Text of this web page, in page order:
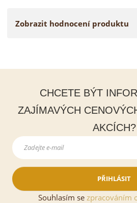
Zobrazit hodnocení produktu
CHCETE BÝT
ZAJÍMAVÝCH
AKCÍCH?
PŘIHLÁSIT
Souhlasím se zpracováním